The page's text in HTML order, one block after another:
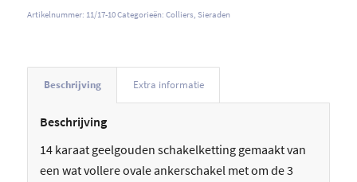
Artikelnummer: 11/17-10Categorieën: Colliers Sieraden
Beschrijving Extra informatie
Beschrijving
14 karaat geelgouden schakelketting gemaakt van
een wat vollere ovale ankerschakel met om de 3